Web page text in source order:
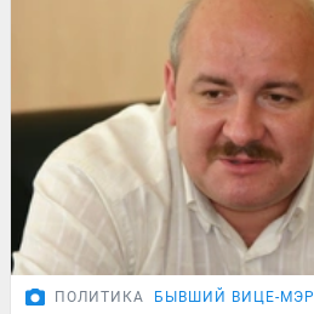
ПОЛИТИКА БЫВШИЙ ВИЦЕ-